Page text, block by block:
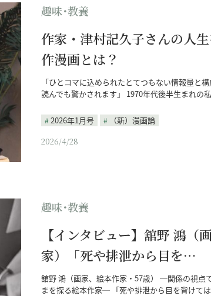
趣味･教養
作家・津村記久子さんの人
作漫画とは？
「ひとコマに込められたとてつもない情報量と
読んでも驚かされます」 1970年代後半生まれの
2026年1月号
（新）漫画論
2026/4/28
趣味･教養
【インタビュー】舘野 鴻（
家）「死や排泄から目を…
舘野 鴻（画家、絵本作家・57歳） ─関係の視点
まを探る絵本作家─ 「死や排泄から目を背けて